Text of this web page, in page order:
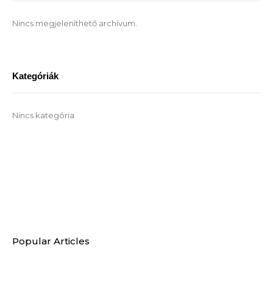
Nincs megjeleníthető archívum.
Kategóriák
Nincs kategória
Popular Articles